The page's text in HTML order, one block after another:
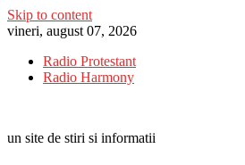
Skip to content
vineri, august 07, 2026
Radio Protestant
Radio Harmony
un site de stiri si informatii